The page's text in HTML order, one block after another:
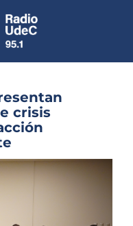
en vivo
crisis